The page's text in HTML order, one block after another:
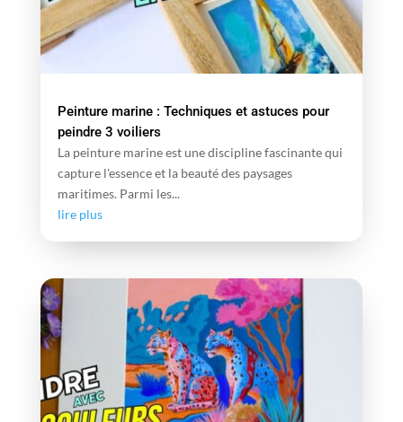
Peinture marine : Techniques et astuces pour
peindre 3 voiliers
La peinture marine est une discipline fascinante qui
capture l'essence et la beauté des paysages
maritimes. Parmi les...
lire plus